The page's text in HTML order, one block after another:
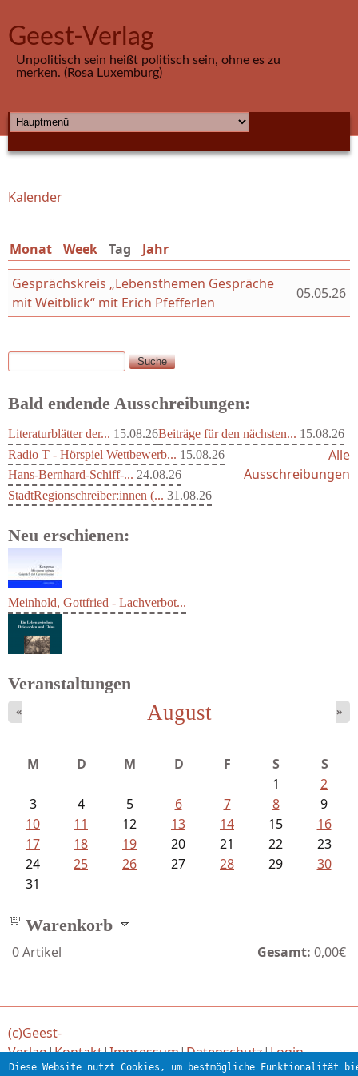
Geest-Verlag
Unpolitisch sein heißt politisch sein, ohne es zu
merken. (Rosa Luxemburg)
HAUPTMENÜ
Sie sind hier
Kalender
Monat Week Tag (aktiver Reiter)
Jahr
Gesprächskreis „Lebensthemen Gespräche
mit Weitblick“ mit Erich Pfefferlen
05.05.26
Suchformular
Suche
Bald endende Ausschreibungen:
Literaturblätter der... 15.08.26Beiträge für den nächsten... 15.08.26
Radio T - Hörspiel Wettbewerb... 15.08.26
Hans-Bernhard-Schiff-... 24.08.26
StadtRegionschreiber:innen (... 31.08.26
Alle
Ausschreibungen
Neu erschienen:
Meinhold, Gottfried - Lachverbot...
Veranstaltungen
August
« »
M D M D F S
S
1
2
3
4 5 6 7 8
9
10
11 12 13 14 15
16
17
18 19 20 21 22
23
24
25 26 27 28 29
30
31
Warenkorb
0Artikel Gesamt: 0,00€
(c)Geest-
Verlag|Kontakt|Impressum|Datenschutz|Login
Diese Website nutzt Cookies, um bestmögliche Funktionalität